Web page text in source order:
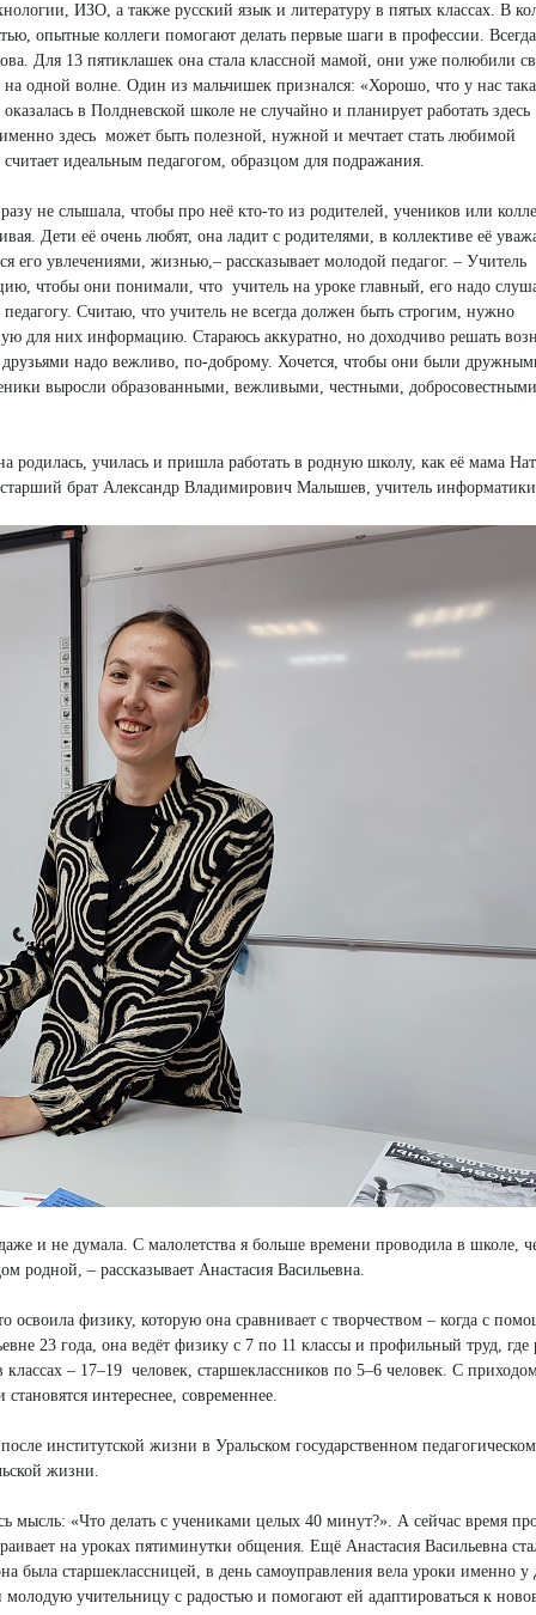
ИЗО, а также русский язык и литературу в пятых классах. В
опытные коллеги помогают делать первые шаги в профессии.
Для 13 пятиклашек она стала классной мамой, они уже полюбили
одной волне. Один из мальчишек признался: «Хорошо, что у нас
в Полдневской школе не случайно и планирует работать здесь
здесь может быть полезной, нужной и мечтает стать любимой
идеальным педагогом, образцом для подражания.
не слышала, чтобы про неё кто-то из родителей, учеников или
Дети её очень любят, она ладит с родителями, в коллективе её
его увлечениями, жизнью,– рассказывает молодой педагог. – Учитель
чтобы они понимали, что учитель на уроке главный, его надо
Считаю, что учитель не всегда должен быть строгим, нужно
для них информацию. Стараюсь аккуратно, но доходчиво решать
надо вежливо, по-доброму. Хочется, чтобы они были
выросли образованными, вежливыми, честными,
родилась, училась и пришла работать в родную школу, как её мама
брат Александр Владимирович Малышев, учитель
и не думала. С малолетства я больше времени проводила в школе,
родной, – рассказывает Анастасия Васильевна.
физику, которую она сравнивает с творчеством – когда с
23 года, она ведёт физику с 7 по 11 классы и профильный труд, где
– 17–19 человек, старшеклассников по 5–6 человек. С
интереснее, современнее.
институтской жизни в Уральском государственном педагогическом
жизни.
мысль: «Что делать с учениками целых 40 минут?». А сейчас время
на уроках пятиминутки общения. Ещё Анастасия Васильевна
была старшеклассницей, в день самоуправления вела уроки именно у
учительницу с радостью и помогают ей адаптироваться к